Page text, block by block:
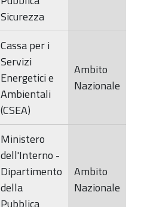
Sicurezza
Cassa per i
Servizi
Energetici e
Ambientali
(CSEA)
Ambito
Nazionale
Ministero
dell'Interno -
Dipartimento
della
Pubblica
Ambito
Nazionale